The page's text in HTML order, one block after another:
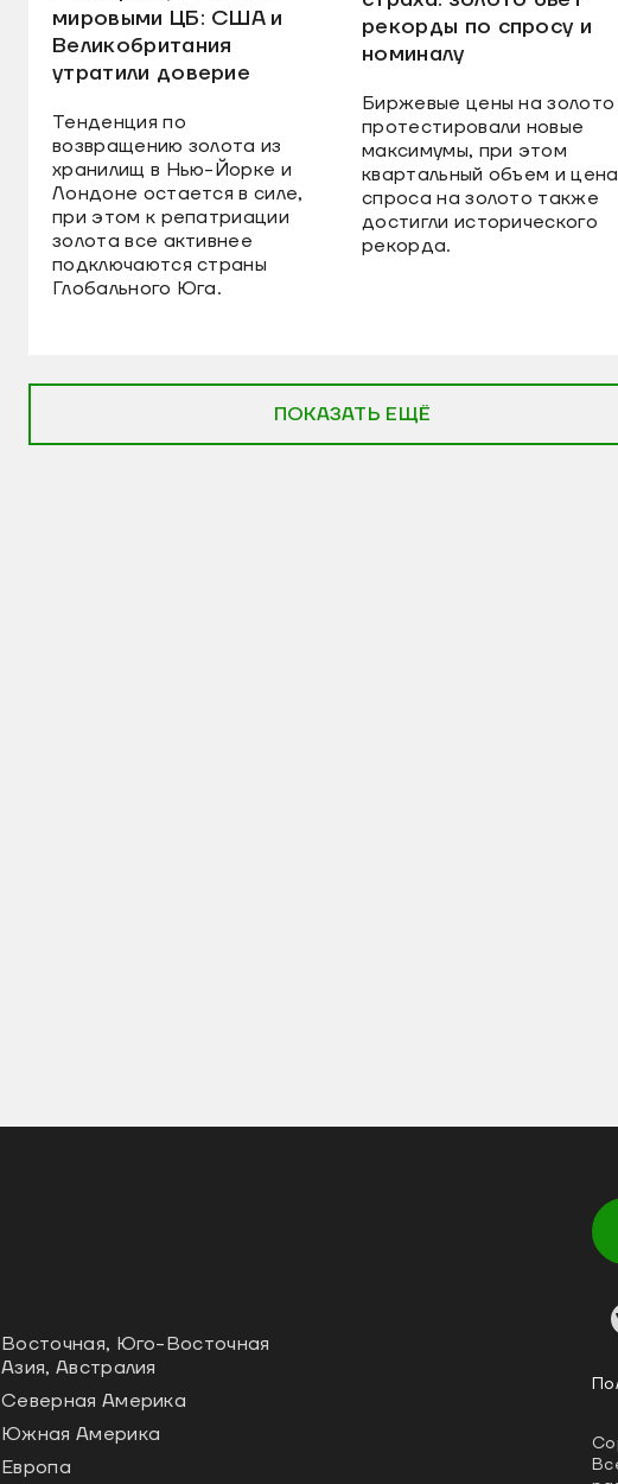
мировыми ЦБ: США и
Великобритания
утратили доверие
Тенденция по
возвращению золота из
хранилищ в Нью-Йорке и
Лондоне остается в силе,
при этом к репатриации
золота все активнее
подключаются страны
Глобального Юга.
рекорды по спросу и
номиналу
Биржевые цены на золото
протестировали новые
максимумы, при этом
квартальный объем и цена
спроса на золото также
достигли исторического
рекорда.
ПОКАЗАТЬ ЕЩЁ
Восточная, Юго-Восточная
Азия, Австралия
Северная Америка
Южная Америка
Европа